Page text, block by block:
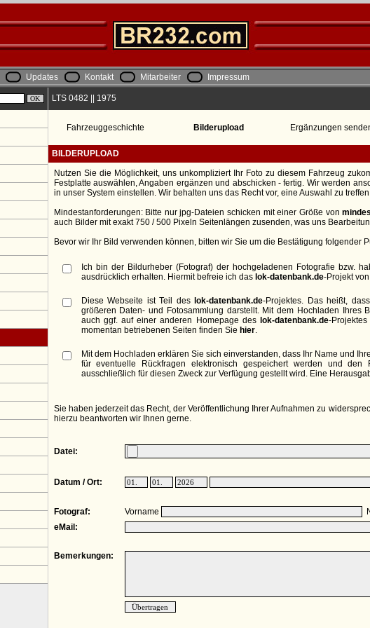
Updates Kontakt Mitarbeiter Impressum
LTS 0482 || 1975
Fahrzeuggeschichte Bilderupload Ergänzungen
BILDERUPLOAD
Nutzen Sie die Möglichkeit, uns unkompliziert Ihr Foto zu diesem Fahrzeug
Festplatte auswählen, Angaben ergänzen und abschicken - fertig. Wir werden
in unser System einstellen. Wir behalten uns das Recht vor, eine Auswahl zu
Mindestanforderungen: Bitte nur jpg-Dateien schicken mit einer Größe von
auch Bilder mit exakt 750 / 500 Pixeln Seitenlängen zusenden, was uns
Bevor wir Ihr Bild verwenden können, bitten wir Sie um die Bestätigung folgender
Ich bin der Bildurheber (Fotograf) der hochgeladenen Fotografie bzw.
ausdrücklich erhalten. Hiermit befreie ich das lok-datenbank.de-Projekt
Diese Webseite ist Teil des lok-datenbank.de-Projektes. Das heißt,
größeren Daten- und Fotosammlung darstellt. Mit dem Hochladen Ihres
auch ggf. auf einer anderen Homepage des lok-datenbank.de-
momentan betriebenen Seiten finden Sie hier.
Mit dem Hochladen erklären Sie sich einverstanden, dass Ihr Name und
für eventuelle Rückfragen elektronisch gespeichert werden und den
ausschließlich für diesen Zweck zur Verfügung gestellt wird. Eine
Sie haben jederzeit das Recht, der Veröffentlichung Ihrer Aufnahmen zu
hierzu beantworten wir Ihnen gerne.
Datei:
Datum / Ort:
Fotograf: Vorname
eMail:
Bemerkungen: